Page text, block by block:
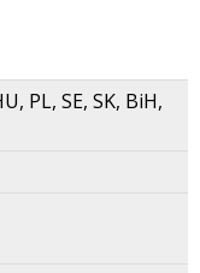
PL, SE, SK, BiH,